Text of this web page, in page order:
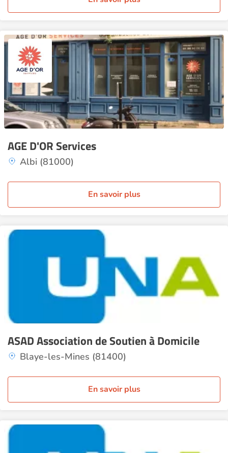
AGE D'OR Services
Albi (81000)
En savoir plus
ASAD Association de Soutien à Domicile
Blaye-les-Mines (81400)
En savoir plus